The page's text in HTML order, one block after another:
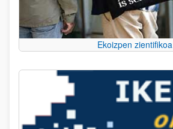
Ekoizpen zientifikoa